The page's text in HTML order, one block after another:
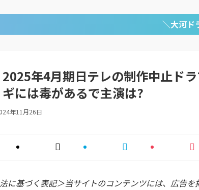
＼大河ド
2025年4月期日テレの制作中止ド
ギには毒があるで主演は?
年11月26日
に基づく表記＞当サイトのコンテンツには、広告を